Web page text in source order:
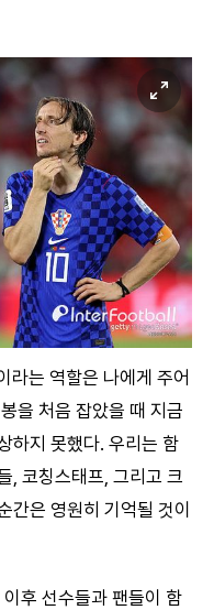
라는 역할은 나에게 주어
을 처음 잡았을 때 지금
하지 못했다. 우리는 함
, 코칭스태프, 그리고 크
간은 영원히 기억될 것이
후 선수들과 팬들이 함